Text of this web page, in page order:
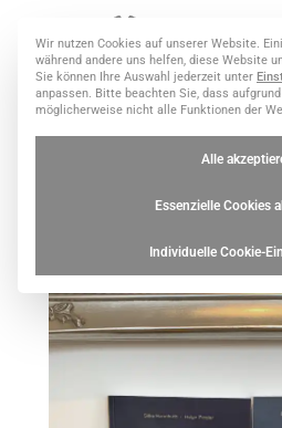
Haifischbecken
Wir nutzen Cookies auf unserer Website.
während andere uns helfen, diese Website
Sie können Ihre Auswahl jederzeit unter
anpassen. Bitte beachten Sie, dass
möglicherweise nicht alle Funktionen der
Alle
Essenzielle Cookies
Individuelle Cookie-